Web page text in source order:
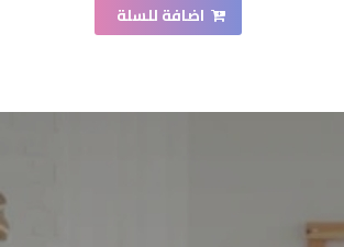
اضافة للسلة